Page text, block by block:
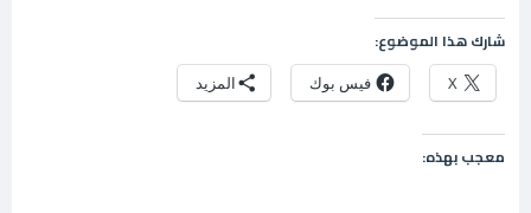
شارك هذا الموضوع:
X فيس بوك المزيد
معجب بهذه: